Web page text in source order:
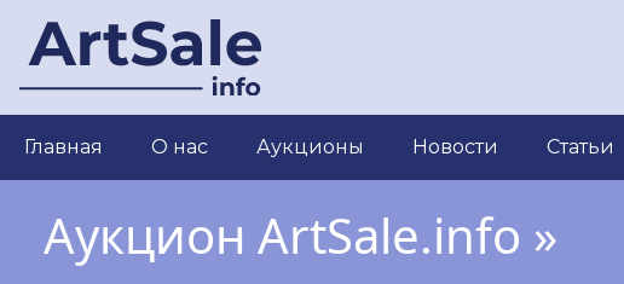
основному
Main
navigation
Главная О нас Аукционы Новости Статьи
Аукцион ArtSale.info »